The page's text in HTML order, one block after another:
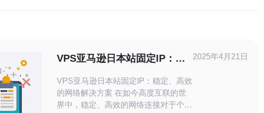
VPS亚马逊日本站固定IP：稳
VPS亚马逊日本站固定IP：稳定、高效
的网络解决方案 在如今高度互联的世
界中，稳定、高效的网络连接对于个人
2025年4月21日